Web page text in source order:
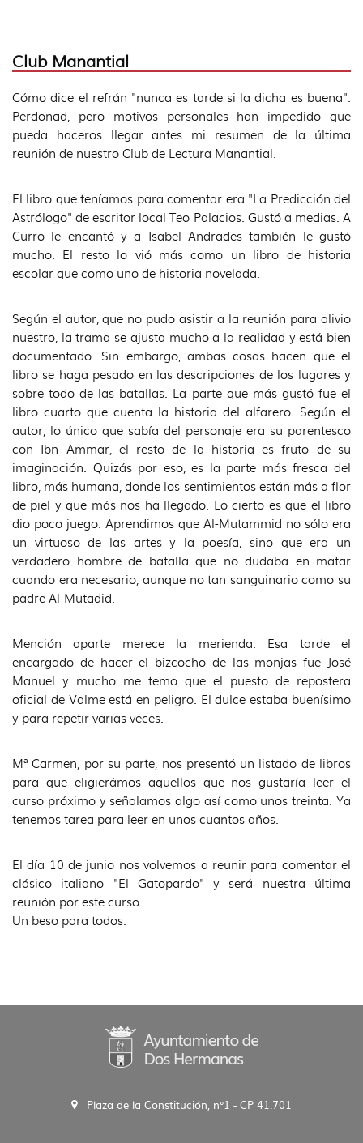
Club Manantial
Cómo dice el refrán "nunca es tarde si la dicha es buena".
Perdonad, pero motivos personales han impedido que
pueda haceros llegar antes mi resumen de la última
reunión de nuestro Club de Lectura Manantial.
El libro que teníamos para comentar era "La Predicción del
Astrólogo" de escritor local Teo Palacios. Gustó a medias. A
Curro le encantó y a Isabel Andrades también le gustó
mucho. El resto lo vió más como un libro de historia
escolar que como uno de historia novelada.
Según el autor, que no pudo asistir a la reunión para alivio
nuestro, la trama se ajusta mucho a la realidad y está bien
documentado. Sin embargo, ambas cosas hacen que el
libro se haga pesado en las descripciones de los lugares y
sobre todo de las batallas. La parte que más gustó fue el
libro cuarto que cuenta la historia del alfarero. Según el
autor, lo único que sabía del personaje era su parentesco
con Ibn Ammar, el resto de la historia es fruto de su
imaginación. Quizás por eso, es la parte más fresca del
libro, más humana, donde los sentimientos están más a flor
de piel y que más nos ha llegado. Lo cierto es que el libro
dio poco juego. Aprendimos que Al-Mutammid no sólo era
un virtuoso de las artes y la poesía, sino que era un
verdadero hombre de batalla que no dudaba en matar
cuando era necesario, aunque no tan sanguinario como su
padre Al-Mutadid.
Mención aparte merece la merienda. Esa tarde el
encargado de hacer el bizcocho de las monjas fue José
Manuel y mucho me temo que el puesto de repostera
oficial de Valme está en peligro. El dulce estaba buenísimo
y para repetir varias veces.
Mª Carmen, por su parte, nos presentó un listado de libros
para que eligierámos aquellos que nos gustaría leer el
curso próximo y señalamos algo así como unos treinta. Ya
tenemos tarea para leer en unos cuantos años.
El día 10 de junio nos volvemos a reunir para comentar el
clásico italiano "El Gatopardo" y será nuestra última
reunión por este curso.
Un beso para todos.
Plaza de la Constitución, n°1 - CP 41.701